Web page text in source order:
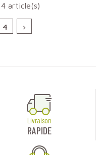
article(s)
4 
Livraison
RAPIDE